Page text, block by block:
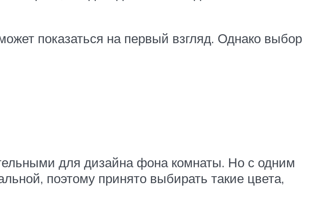
показаться на первый взгляд. Однако выбор
для дизайна фона комнаты. Но с одним
поэтому принято выбирать такие цвета,